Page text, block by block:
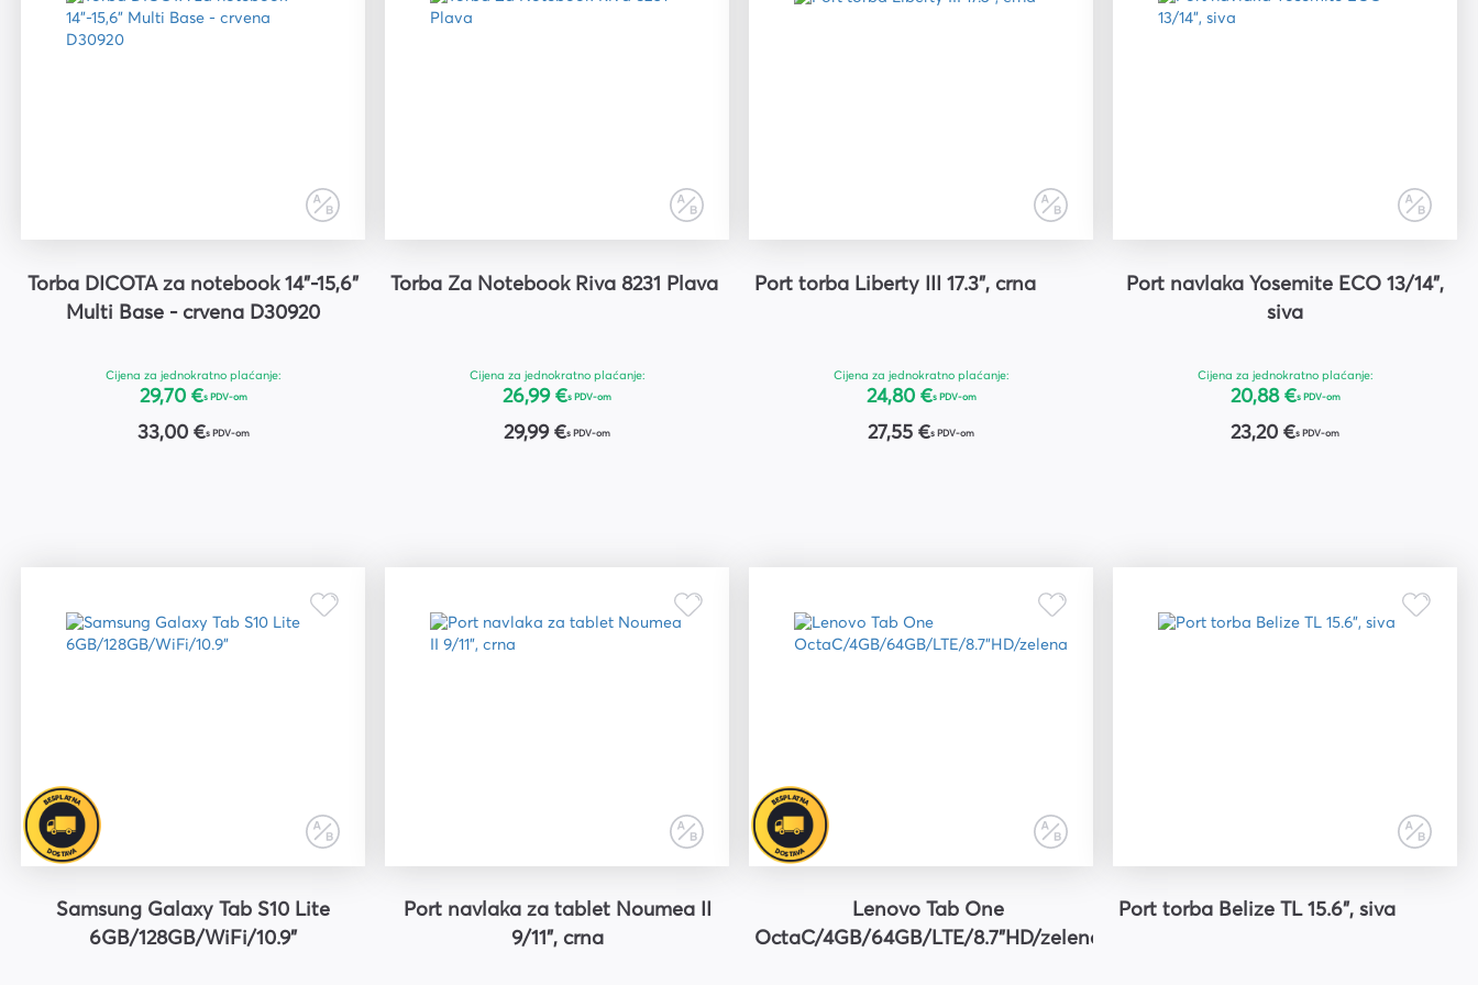
Torba DICOTA za notebook 14"-15,6"
Multi Base - crvena D30920
Cijena za jednokratno plaćanje:
29,70 €s PDV-om
33,00 €s PDV-om
Torba Za Notebook Riva 8231 Plava
Cijena za jednokratno plaćanje:
26,99 €s PDV-om
29,99 €s PDV-om
Port torba Liberty III 17.3", crna
Cijena za jednokratno plaćanje:
24,80 €s PDV-om
27,55 €s PDV-om
Port navlaka Yosemite ECO 13/14",
siva
Cijena za jednokratno plaćanje:
20,88 €s PDV-om
23,20 €s PDV-om
Samsung Galaxy Tab S10 Lite
6GB/128GB/WiFi/10.9"
Port navlaka za tablet Noumea II
9/11", crna
Lenovo Tab One
OctaC/4GB/64GB/LTE/8.7"HD/zelena
Port torba Belize TL 15.6", siva